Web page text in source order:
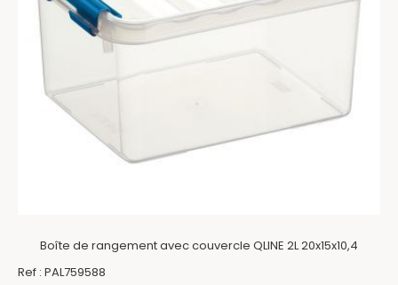
Boîte de rangement avec couvercle QLINE 2L 20x15x10,4
Ref : PAL759588